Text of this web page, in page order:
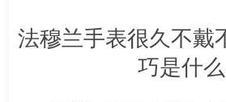
法穆兰手表很久不戴
巧是什么